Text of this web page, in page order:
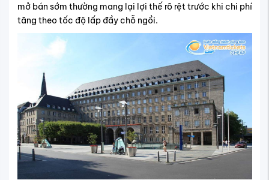
mở bán sớm thường mang lại lợi thế rõ rệt trước khi chi phí
tăng theo tốc độ lấp đầy chỗ ngồi.